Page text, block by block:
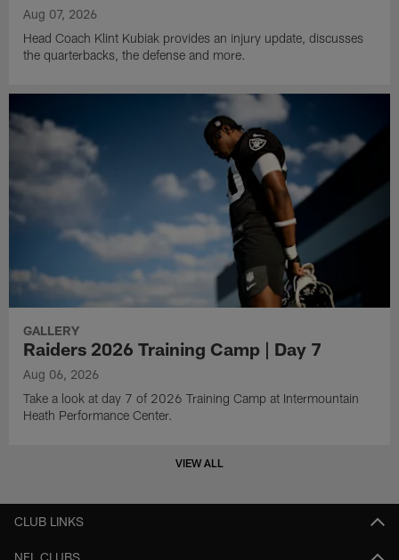
Aug 07, 2026
Head Coach Klint Kubiak provides an injury update, discusses
the quarterbacks, the defense and more.
GALLERY
Raiders 2026 Training Camp | Day 7
Aug 06, 2026
Take a look at day 7 of 2026 Training Camp at Intermountain
Heath Performance Center.
VIEW ALL
CLUB LINKS
NFL CLUBS